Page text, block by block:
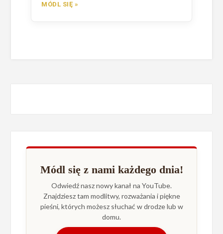
MÓDL SIĘ »
Módl się z nami każdego dnia!
Odwiedź nasz nowy kanał na YouTube.
Znajdziesz tam modlitwy, rozważania i piękne
pieśni, których możesz słuchać w drodze lub w
domu.